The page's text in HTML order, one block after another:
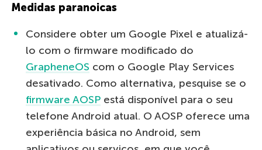
Medidas paranoicas
Considere obter um Google Pixel e atualizá-
lo com o firmware modificado do
GrapheneOS com o Google Play Services
desativado. Como alternativa, pesquise se o
firmware AOSP está disponível para o seu
telefone Android atual. O AOSP oferece uma
experiência básica no Android, sem